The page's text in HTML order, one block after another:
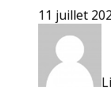
11 juillet